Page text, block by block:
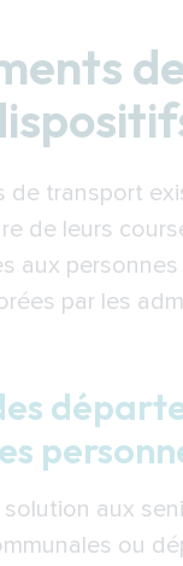
des
: service
des personnes
de services à
des personnes
ponctuels
accompagnés
d'impôt
emploi service
de transport
de leurs
aux
par les
aux
ou